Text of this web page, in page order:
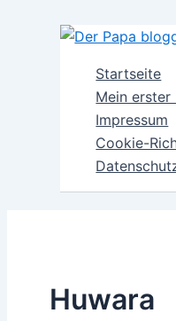
Startseite
Mein erster
Impressum
Cookie-
Huwara